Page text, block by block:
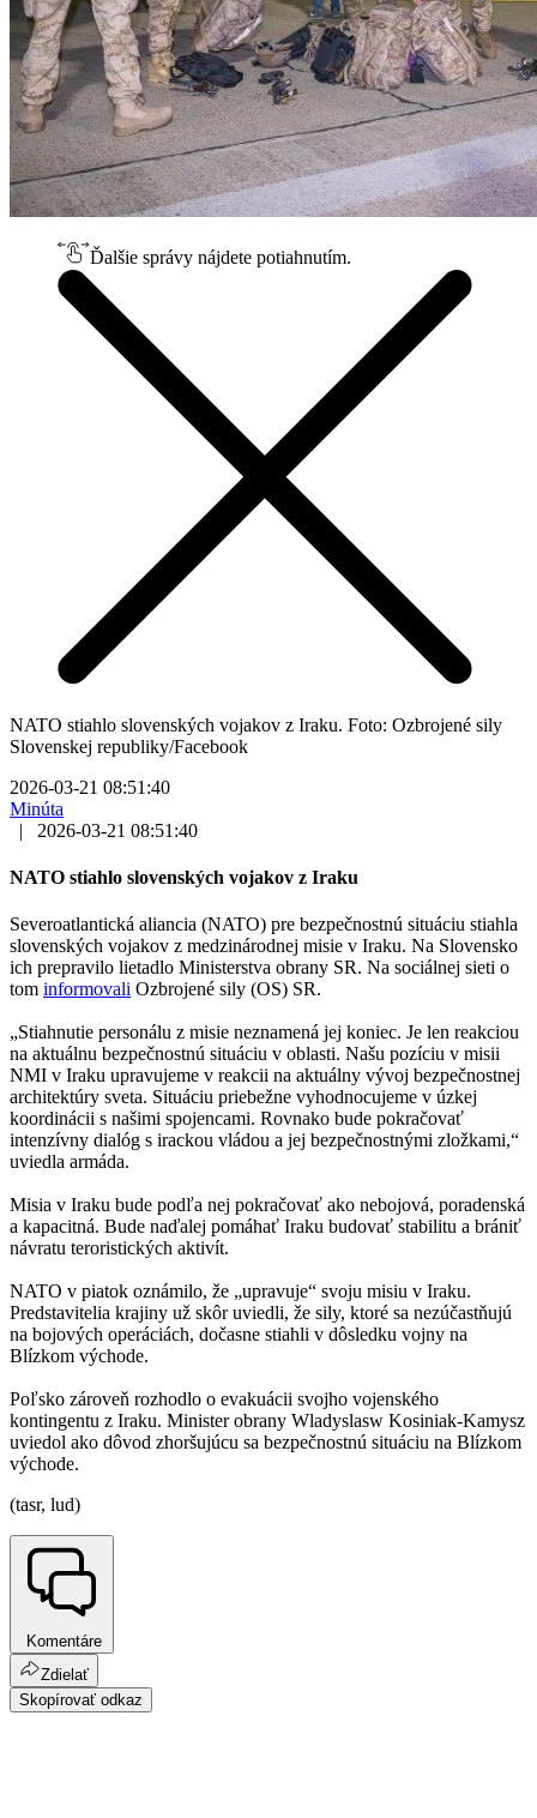
Ďalšie správy nájdete potiahnutím.
NATO stiahlo slovenských vojakov z Iraku. Foto: Ozbrojené sily
Slovenskej republiky/Facebook
2026-03-21 08:51:40
Minúta
|
2026-03-21 08:51:40
NATO stiahlo slovenských vojakov z Iraku
Severoatlantická aliancia (NATO) pre bezpečnostnú situáciu stiahla
slovenských vojakov z medzinárodnej misie v Iraku. Na Slovensko
ich prepravilo lietadlo Ministerstva obrany SR. Na sociálnej sieti o
tom informovali Ozbrojené sily (OS) SR.
„Stiahnutie personálu z misie neznamená jej koniec. Je len reakciou
na aktuálnu bezpečnostnú situáciu v oblasti. Našu pozíciu v misii
NMI v Iraku upravujeme v reakcii na aktuálny vývoj bezpečnostnej
architektúry sveta. Situáciu priebežne vyhodnocujeme v úzkej
koordinácii s našimi spojencami. Rovnako bude pokračovať
intenzívny dialóg s irackou vládou a jej bezpečnostnými zložkami,“
uviedla armáda.
Misia v Iraku bude podľa nej pokračovať ako nebojová, poradenská
a kapacitná. Bude naďalej pomáhať Iraku budovať stabilitu a brániť
návratu teroristických aktivít.
NATO v piatok oznámilo, že „upravuje“ svoju misiu v Iraku.
Predstavitelia krajiny už skôr uviedli, že sily, ktoré sa nezúčastňujú
na bojových operáciách, dočasne stiahli v dôsledku vojny na
Blízkom východe.
Poľsko zároveň rozhodlo o evakuácii svojho vojenského
kontingentu z Iraku. Minister obrany Wladyslasw Kosiniak-Kamysz
uviedol ako dôvod zhoršujúcu sa bezpečnostnú situáciu na Blízkom
východe.
(tasr, lud)
Komentáre
Zdielať
Skopírovať odkaz